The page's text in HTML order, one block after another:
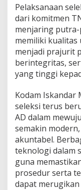
Pelaksanaan
dari komitmen
menjaring
memiliki
menjadi prajurit
berintegritas,
yang tinggi
Kodam Iskandar
seleksi terus
AD dalam
semakin
akuntabel.
teknologi dalam
guna
prosedur serta
dapat merugikan